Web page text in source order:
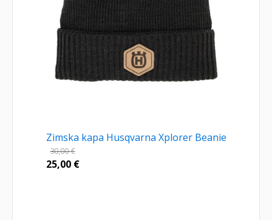
Zimska kapa Husqvarna Xplorer Beanie
30,00€
25,00 €